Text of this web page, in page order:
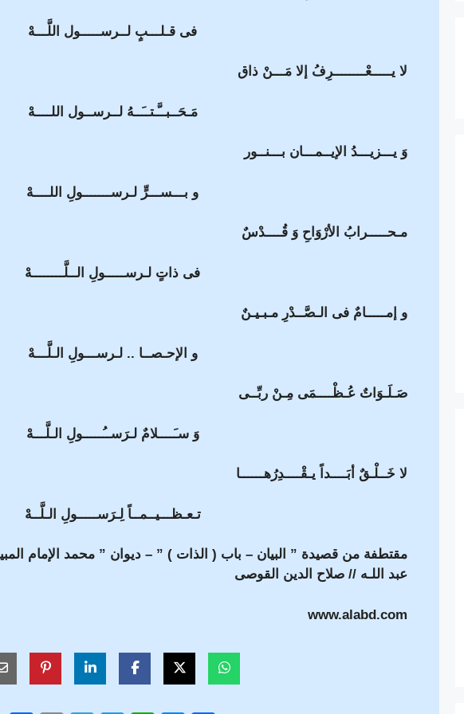
فى قـلـــبٍ لــرســـــول اللَّـــهْ
لا يـــــعْــــــــرِفُ إلا مَـــنْ ذاق
مَـحَــبــَّـتــَــهُ لــرســول اللــــهْ
وَ يـــزيـــدُ الإيــمـــان بـــنــور
و بـــســـرٍّ لـرســـــــولِ اللــــهْ
مـحـــــرابُ الأرْوَاحِ وَ قُــــدْسٌ
فى ذاتٍ لـرســـــولِ الــلَّــــــــهْ
و إمـــــامٌ فى الـصَّــدْرِ مـبـيـنٌ
و الإحـصــا .. لـرســـولِ الـلَّـــهْ
صَـلَـوَاتٌ عُـظْــــمَى مِـنْ ربِّــى
وَ سـَــــلامٌ لـرَســُـــــولِ الـلَّـــهْ
لا خَــلْـقٌ أبَــــداً يـقْــــدِرُهــــــا
تـعـظـــيــمــاً لِـرَســـــولِ الـلَّــهْ
مقتطفة من قصيدة ” البيان – باب ( الذات ) ” – ديوان ” محمد الإمام
عبد اللـه // صلاح الدين القوصى
www.alabd.com